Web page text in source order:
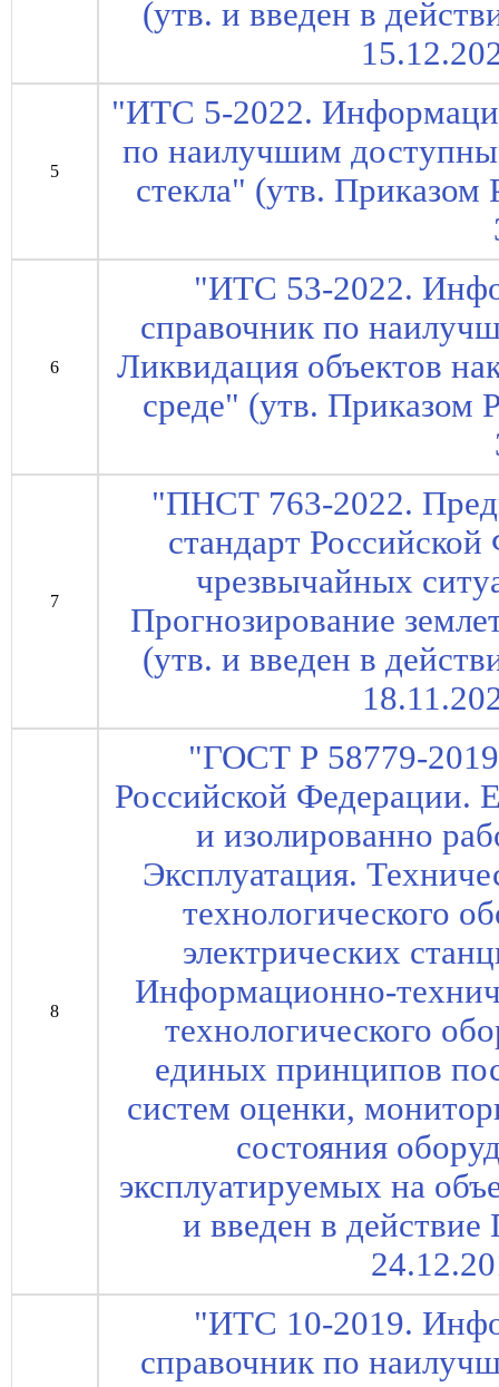
(утв. и введен в
5
"ИТС 5-2022.
по наилучшим
стекла" (утв. Приказом
6
"ИТС 53-2022.
справочник по
Ликвидация объектов
среде" (утв. Приказом
7
"ПНСТ 763-2022.
стандарт
чрезвычайных
Прогнозирование
(утв. и введен в
8
"ГОСТ Р 58779-
Российской Федерации.
и изолированно
Эксплуатация.
технологического
электрических
Информационно-
технологического
единых принципов
систем оценки,
состояния
эксплуатируемых на
и введен в действие
"ИТС 10-2019.
справочник по